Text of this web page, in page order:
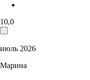
10,0
июль 2026
Марина